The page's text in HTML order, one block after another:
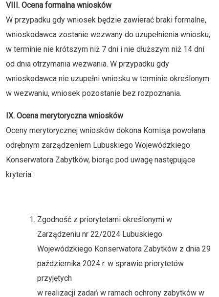
VIII. Ocena formalna wniosków
W przypadku gdy wniosek będzie zawierać braki formalne,
wnioskodawca zostanie wezwany do uzupełnienia wniosku,
w terminie nie krótszym niż 7 dni i nie dłuższym niż 14 dni
od dnia otrzymania wezwania. W przypadku gdy
wnioskodawca nie uzupełni wniosku w terminie określonym
w wezwaniu, wniosek pozostanie bez rozpoznania.
IX. Ocena merytoryczna wniosków
Oceny merytorycznej wniosków dokona Komisja powołana
odrębnym zarządzeniem Lubuskiego Wojewódzkiego
Konserwatora Zabytków, biorąc pod uwagę następujące
kryteria:
Zgodność z priorytetami określonymi w
Zarządzeniu nr 22/2024 Lubuskiego
Wojewódzkiego Konserwatora Zabytków z dnia 29
października 2024 r. w sprawie priorytetów
przyjętych
w realizacji zadań w ramach ochrony zabytków w